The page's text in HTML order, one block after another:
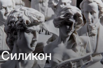
Силикон